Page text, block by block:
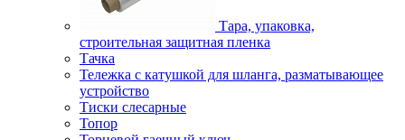
Тара, упаковка,
строительная защитная пленка
Тачка
Тележка с катушкой для шланга, разматывающее
устройство
Тиски слесарные
Топор